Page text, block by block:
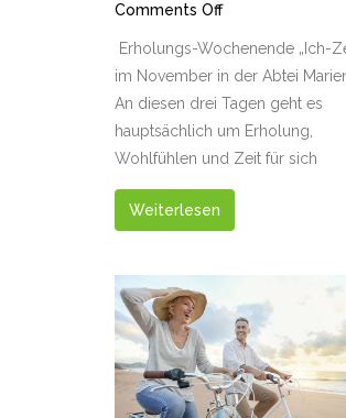
Comments Off
Erholungs-Wochenende „Ich-
im November in der Abtei
An diesen drei Tagen geht es
hauptsächlich um Erholung,
Wohlfühlen und Zeit für sich
Weiterlesen